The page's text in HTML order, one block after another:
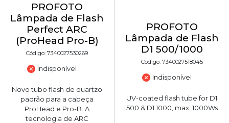
PROFOTO
Lâmpada de Flash
Perfect ARC
(ProHead Pro-B)
Código: 7340027530269
Indisponível
Novo tubo flash de quartzo
padrão para a cabeça
ProHead e Pro-B. A
tecnologia de ARC
PROFOTO
Lâmpada de Flash
D1 500/1000
Código: 7340027518045
Indisponível
UV-coated flash tube for D1
500 & D1 1000, max. 1000Ws